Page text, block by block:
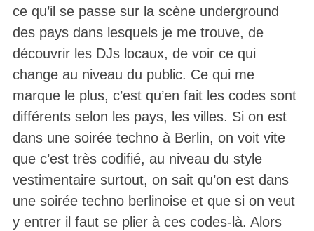
ce qu’il se passe sur la scène underground
des pays dans lesquels je me trouve, de
découvrir les DJs locaux, de voir ce qui
change au niveau du public. Ce qui me
marque le plus, c’est qu’en fait les codes sont
différents selon les pays, les villes. Si on est
dans une soirée techno à Berlin, on voit vite
que c’est très codifié, au niveau du style
vestimentaire surtout, on sait qu’on est dans
une soirée techno berlinoise et que si on veut
y entrer il faut se plier à ces codes-là. Alors